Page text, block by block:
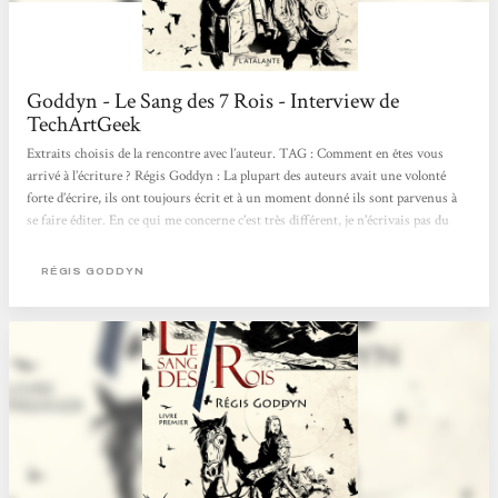
Goddyn - Le Sang des 7 Rois - Interview de
TechArtGeek
Extraits choisis de la rencontre avec l’auteur. TAG : Comment en êtes vous
arrivé à l’écriture ? Régis Goddyn : La plupart des auteurs avait une volonté
forte d’écrire, ils ont toujours écrit et à un moment donné ils sont parvenus à
se faire éditer. En ce qui me concerne c’est très différent, je n’écrivais pas du
l’enseignement) j’étais sur Amiens et j’ai trouvé un poste plus intéressant en
RÉGIS GODDYN